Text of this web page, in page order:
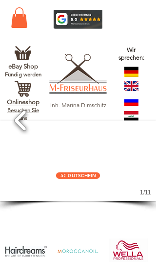
eBay Shop
Fündig werden
Onlineshop
Besuchen Sie
uns
Inh. Marina Dimschitz
Wir
sprechen:
1/11
5€ GUTSCHEIN